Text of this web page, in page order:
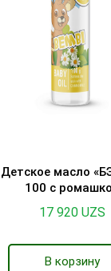
Детское масло
100 с
17 920UZS
В корзину